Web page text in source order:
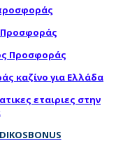
Προσφοράς
καζίνο για Ελλάδα
εταιριες στην